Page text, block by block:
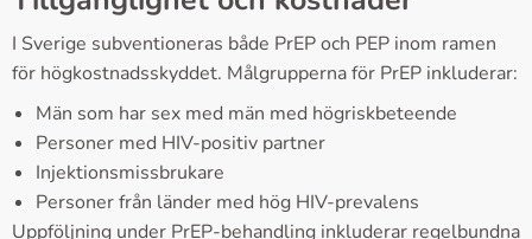
I Sverige subventioneras både PrEP och PEP inom ramen
för högkostnadsskyddet. Målgrupperna för PrEP inkluderar:
Män som har sex med män med högriskbeteende
Personer med HIV-positiv partner
Injektionsmissbrukare
Personer från länder med hög HIV-prevalens
Uppföljning under PrEP-behandling inkluderar regelbundna